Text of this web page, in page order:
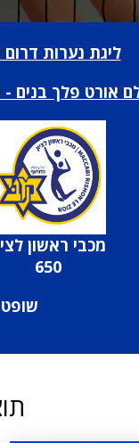
ליגת נערות
אורט פלך בנים -
מכבי ראשון
650